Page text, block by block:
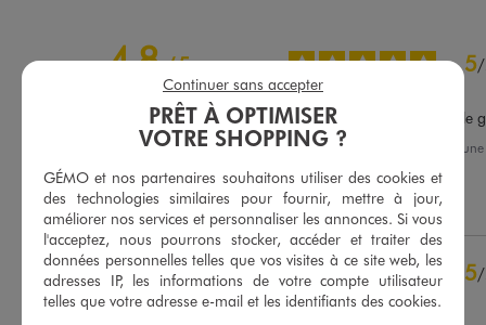
4.8/5
Basé sur
avis soumis à un
contrôle
Voir tous les avis sur ce site
5étoiles
31
étoiles
3étoiles
2
5/
Avis vérifié et récompensé
De bonne qualité mais taille
Avis du 13/04/2026
, suite à
Utile(0) Signaler
5/
Avis vérifié et récompensé
PRÊT À OPTIMISER
VOTRE SHOPPING ?
GÉMO et nos partenaires souhaitons utiliser des cookies et
des technologies similaires pour fournir, mettre à jour,
améliorer nos services et personnaliser les annonces. Si vous
l'acceptez, nous pourrons stocker, accéder et traiter des
données personnelles telles que vos visites à ce site web, les
adresses IP, les informations de votre compte utilisateur
telles que votre adresse e-mail et les identifiants des cookies.
Continuer sans accepter